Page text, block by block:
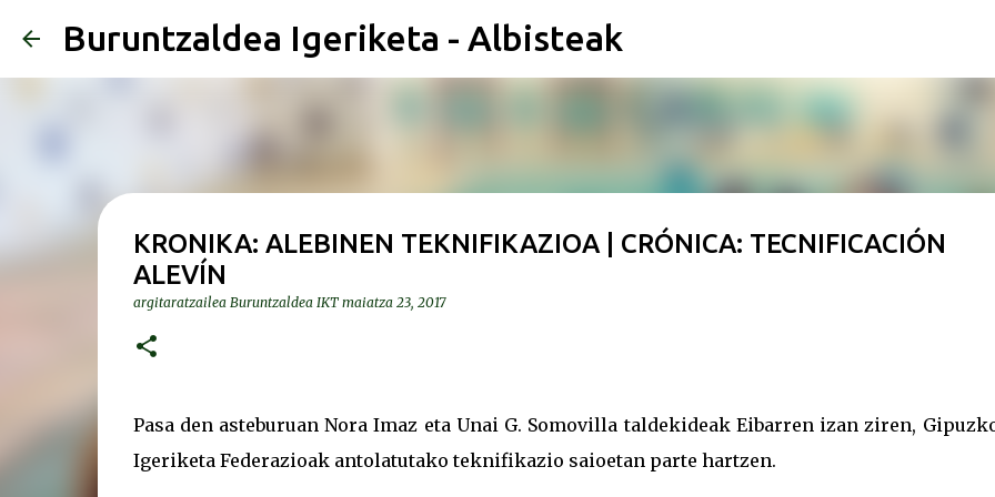
Saltatu eta joan eduki nagusira
Buruntzaldea Igeriketa - Albisteak
KRONIKA: ALEBINEN TEKNIFIKAZIOA | CRÓNICA: TECNIFICACIÓN
ALEVÍN
argitaratzailea Buruntzaldea IKT maiatza 23, 2017
Pasa den asteburuan Nora Imaz eta Unai G. Somovilla taldekideak Eibarren izan ziren,
Igeriketa Federazioak antolatutako teknifikazio saioetan parte hartzen.